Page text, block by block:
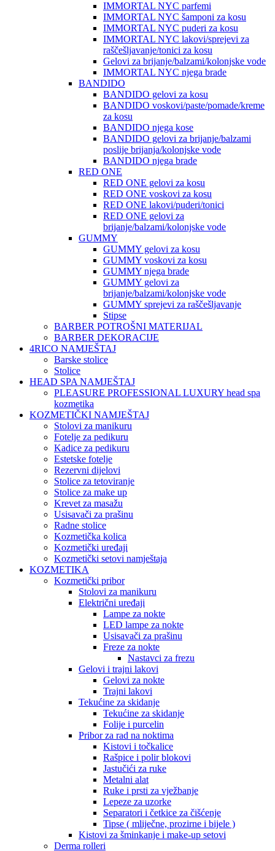
IMMORTAL NYC parfemi
IMMORTAL NYC šamponi za kosu
IMMORTAL NYC puderi za kosu
IMMORTAL NYC lakovi/sprejevi za
raščešljavanje/tonici za kosu
Gelovi za brijanje/balzami/kolonjske vode
IMMORTAL NYC njega brade
BANDIDO
BANDIDO gelovi za kosu
BANDIDO voskovi/paste/pomade/kreme
za kosu
BANDIDO njega kose
BANDIDO gelovi za brijanje/balzami
poslije brijanja/kolonjske vode
BANDIDO njega brade
RED ONE
RED ONE gelovi za kosu
RED ONE voskovi za kosu
RED ONE lakovi/puderi/tonici
RED ONE gelovi za
brijanje/balzami/kolonjske vode
GUMMY
GUMMY gelovi za kosu
GUMMY voskovi za kosu
GUMMY njega brade
GUMMY gelovi za
brijanje/balzami/kolonjske vode
GUMMY sprejevi za raščešljavanje
Stipse
BARBER POTROŠNI MATERIJAL
BARBER DEKORACIJE
4RICO NAMJEŠTAJ
Barske stolice
Stolice
HEAD SPA NAMJEŠTAJ
PLEASURE PROFESSIONAL LUXURY head spa
kozmetika
KOZMETIČKI NAMJEŠTAJ
Stolovi za manikuru
Fotelje za pedikuru
Kadice za pedikuru
Estetske fotelje
Rezervni dijelovi
Stolice za tetoviranje
Stolice za make up
Krevet za masažu
Usisavači za prašinu
Radne stolice
Kozmetička kolica
Kozmetički uređaji
Kozmetički setovi namještaja
KOZMETIKA
Kozmetički pribor
Stolovi za manikuru
Električni uređaji
Lampe za nokte
LED lampe za nokte
Usisavači za prašinu
Freze za nokte
Nastavci za frezu
Gelovi i trajni lakovi
Gelovi za nokte
Trajni lakovi
Tekućine za skidanje
Tekućine za skidanje
Folije i purcelin
Pribor za rad na noktima
Kistovi i točkalice
Rašpice i polir blokovi
Jastučići za ruke
Metalni alat
Ruke i prsti za vježbanje
Lepeze za uzorke
Separatori i četkice za čišćenje
Tipse ( mliječne, prozirne i bijele )
Kistovi za šminkanje i make-up setovi
Derma rolleri